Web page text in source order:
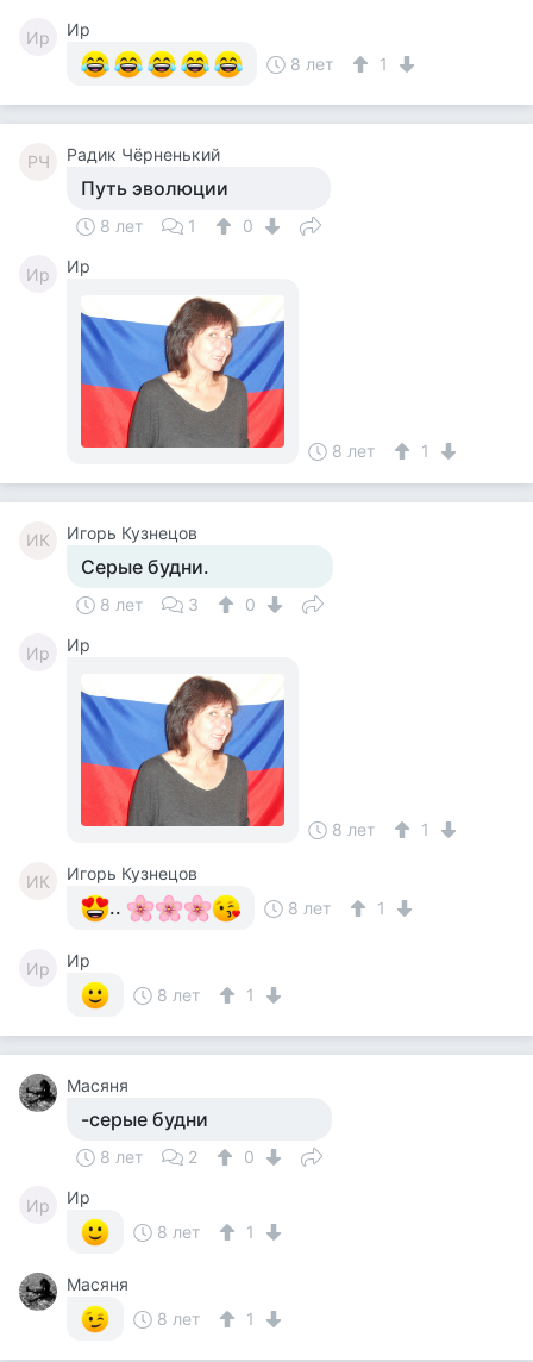
Ир
Ир
8 лет
1
РЧ Радик Чёрненький
Путь эволюции
8 лет 1 0
Ир Ир
8 лет 1
ИК Игорь Кузнецов
Серые будни.
8 лет 3 0
Ир Ир
8 лет 1
ИК Игорь Кузнецов
.. 8 лет 1
Ир
Ир
8 лет
1
Масяня
-серые будни
8 лет 2 0
Ир
Ир
8 лет
1
Масяня
8 лет
1